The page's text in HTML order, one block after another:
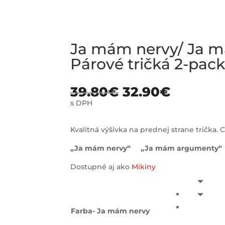
Ja mám nervy/ Ja
Párové tričká 2-pack
39.80€ 32.90€
s DPH
Kvalitná výšivka na prednej strane trička.
„Ja mám nervy“ „Ja mám argumenty“
Dostupné aj ako Mikiny
Farba- Ja mám nervy